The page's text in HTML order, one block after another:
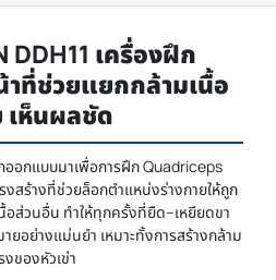
DDH11 เครื่องฝึก
ที่ช่วยแยกกล้ามเนื้อ
เห็นผลชัด
ออกแบบมาเพื่อการฝึก Quadriceps
งสร้างที่ช่วยล็อกตำแหน่งร่างกายให้ถูก
อส่วนอื่น ทำให้ทุกครั้งที่ยืด–เหยียดขา
ยอย่างแม่นยำ เหมาะทั้งการสร้างกล้าม
ของหัวเข่า